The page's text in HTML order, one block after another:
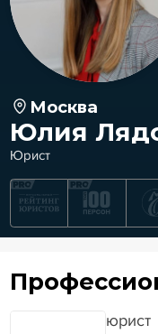
Москва
Юлия
Юрист
юрист